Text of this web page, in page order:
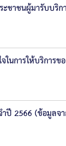
ำเนินงาน อบจ.
Service)
ชาชนผู้มารับบริ
ในการให้บริกา
ปี 2566 (ข้อมูลจ